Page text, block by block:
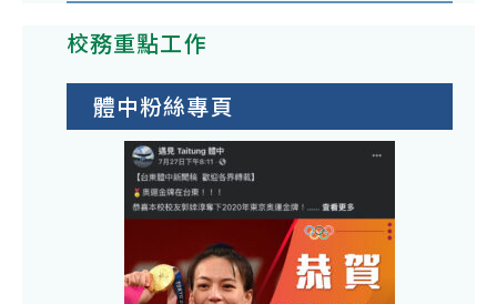
校務重點工作
體中粉絲專頁